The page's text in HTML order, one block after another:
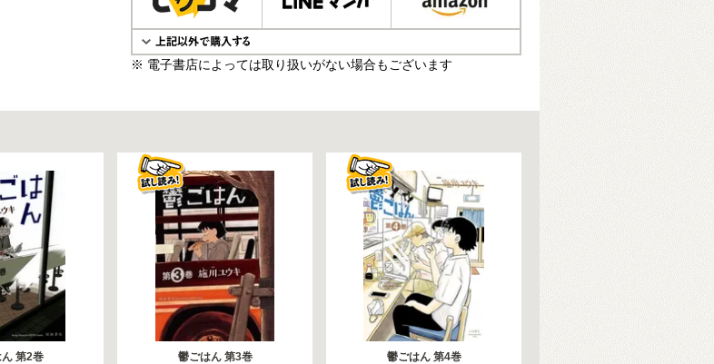
※ 電子書店によっては取り扱いがない場合もございます
第2巻 鬱ごはん 第3巻 鬱ごはん 第4巻